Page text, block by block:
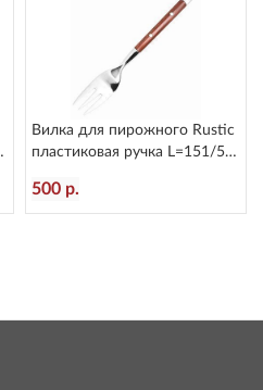
Вилка для пирожного Rustic
пластиковая ручка L=151/50
500 р.